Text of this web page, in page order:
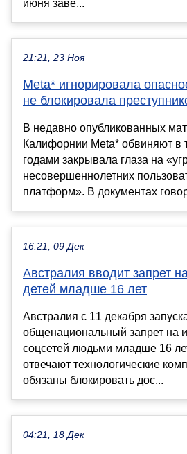
июня заве...
21:21, 23 Ноя
Meta* игнорировала
не блокировала
В недавно опубликованных
Калифорнии Meta* обвиняют в
годами закрывала глаза на
несовершеннолетних
платформ». В документах
16:21, 09 Дек
Австралия вводит запрет
детей младше 16 лет
Австралия с 11 декабря
общенациональный запрет на
соцсетей людьми младше 16
отвечают технологические
обязаны блокировать дос...
04:21, 18 Дек